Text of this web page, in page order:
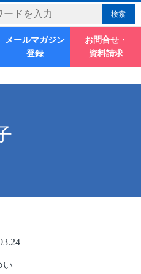
メールマガジン
登録
お問合せ・
資料請求
い